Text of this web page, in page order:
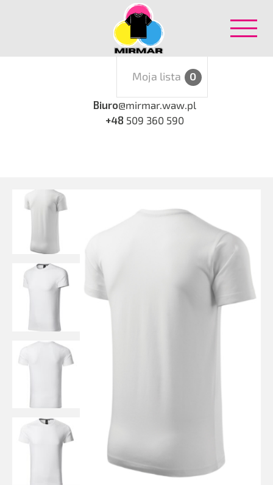
Biuro@mirmar.waw.pl
+48 509 360 590
Moja lista 0